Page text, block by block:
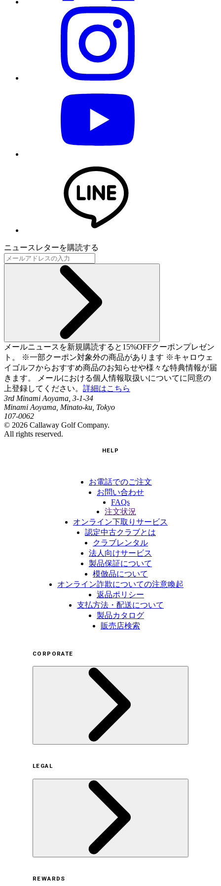
ニュースレターを購読する
メールニュースを新規購読すると15%OFFクーポンプレゼン
ト。 ※一部クーポン対象外の商品があります ※キャロウェ
イゴルフからおすすめ商品のお知らせや様々な特典情報が届
きます。 メールにおける個人情報取扱いについてに同意の
上登録してください。 詳細はこちら
3rd Minami Aoyama, 3-1-34
Minami Aoyama, Minato-ku, Tokyo
107-0062
© 2026 Callaway Golf Company.
All rights reserved.
HELP
お電話でのご注文
お問い合わせ
FAQs
注文状況
オンライン下取りサービス
認定中古クラブとは
クラブレンタル
法人向けサービス
製品保証について
模倣品について
オンライン詐欺についての注意喚起
返品ポリシー
支払方法・配送について
製品カタログ
販売店検索
CORPORATE
サステナビリティの取り組み（日本）
サステナビリティの取り組み（米国/英語）
ヒストリー
採用情報
LEGAL
REWARDS